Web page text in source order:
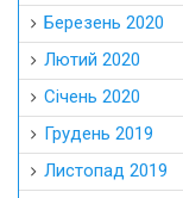
Березень 2020
Лютий 2020
Січень 2020
Грудень 2019
Листопад 2019